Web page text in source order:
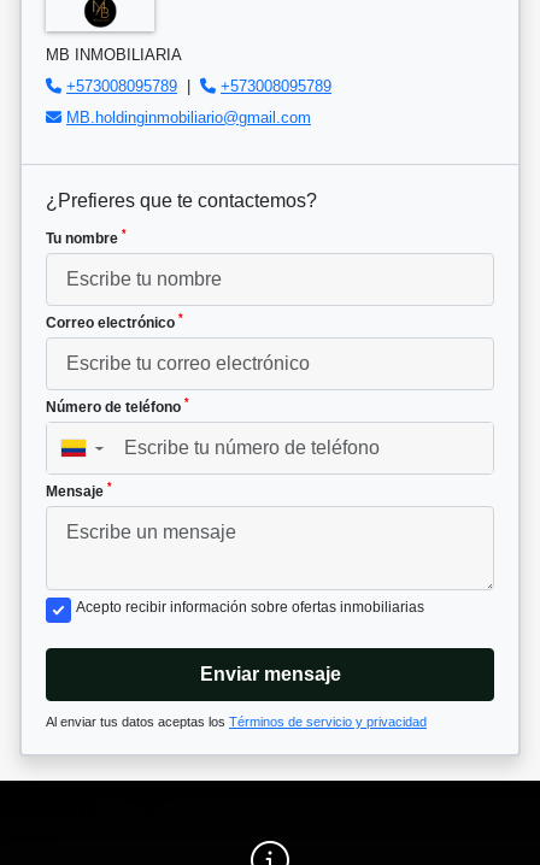
MB INMOBILIARIA
+573008095789 |
+573008095789
MB.holdinginmobiliario@gmail.com
¿Prefieres que te contactemos?
Tu nombre *
Correo electrónico *
Número de teléfono *
▼
Mensaje *
Acepto recibir información sobre ofertas inmobiliarias
Enviar mensaje
Al enviar tus datos aceptas los Términos de servicio y privacidad